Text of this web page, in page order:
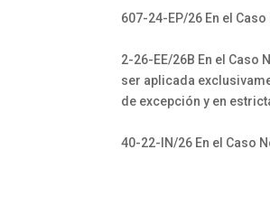
607-24-EP/26 En el
2-26-EE/26B En el
ser aplicada
de excepción y en
40-22-IN/26 En el Caso